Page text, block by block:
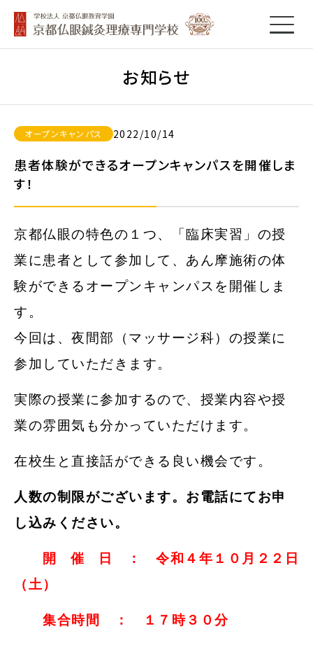
お知らせ
オープンキャンパス 2022/10/14
患者体験ができるオープンキャンパスを開催しま
す！
京都仏眼の特色の１つ、「臨床実習」の授
業に患者として参加して、あん摩施術の体
験ができるオープンキャンパスを開催しま
す。
今回は、夜間部（マッサージ科）の授業に
参加していただきます。
実際の授業に参加するので、授業内容や授
業の雰囲気も分かっていただけます。
在校生と直接話ができる良い機会です。
人数の制限がございます。お電話にてお申
し込みください。
開 催 日 ： 令和４年１０月２２日
（土）
集合時間 ： １７時３０分